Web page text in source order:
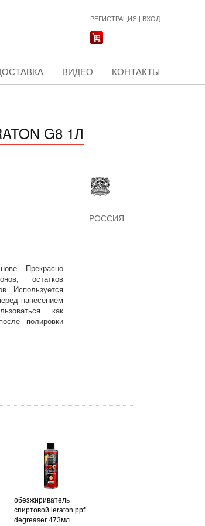
РЕГИСТРАЦИЯ | ВХОД
ВИДЕО КОНТАКТЫ
G8 1Л
Прекрасно
остатков
Используется
нанесением
как
полировки
РОССИЯ
обезжириватель
спиртовой leraton ppf
degreaser 473мл